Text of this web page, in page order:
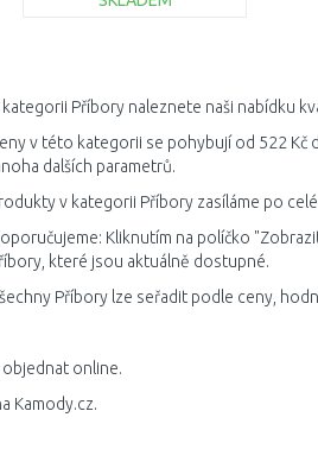
kategorii Příbory naleznete naši nabídku
v této kategorii se pohybují od 522 Kč
dalších parametrů.
v kategorii Příbory zasíláme po
Kliknutím na políčko
které jsou aktuálně dostupné.
Příbory lze seřadit podle ceny,
objednat online.
Kamody.cz.